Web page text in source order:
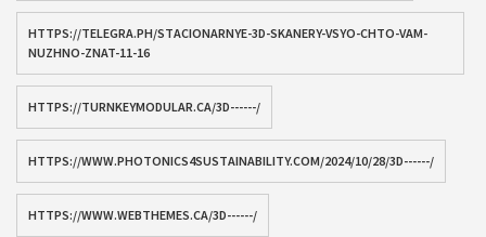
HTTPS://TELEGRA.PH/STACIONARNYE-3D-SKANERY-VSYO-CHTO-VAM-
NUZHNO-ZNAT-11-16
HTTPS://TURNKEYMODULAR.CA/3D------/
HTTPS://WWW.PHOTONICS4SUSTAINABILITY.COM/2024/10/28/3D------/
HTTPS://WWW.WEBTHEMES.CA/3D------/